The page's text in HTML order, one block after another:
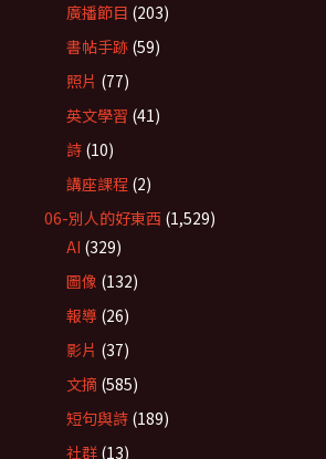
廣播節目 (203)
書帖手跡 (59)
照片 (77)
英文學習 (41)
詩 (10)
講座課程 (2)
06-別人的好東西 (1,529)
AI (329)
圖像 (132)
報導 (26)
影片 (37)
文摘 (585)
短句與詩 (189)
社群 (13)